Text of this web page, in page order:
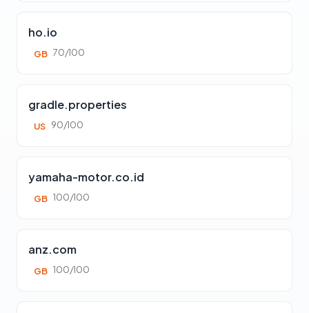
ho.io
GB 70/100
gradle.properties
US 90/100
yamaha-motor.co.id
GB 100/100
anz.com
GB 100/100